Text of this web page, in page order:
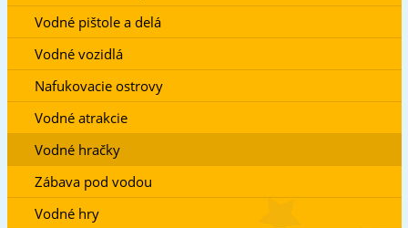
Vodné pištole a delá
Vodné vozidlá
Nafukovacie ostrovy
Vodné atrakcie
Vodné hračky
Zábava pod vodou
Vodné hry